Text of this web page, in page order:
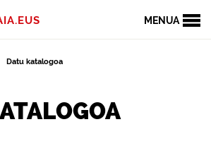
MENUA
Datu katalogoa